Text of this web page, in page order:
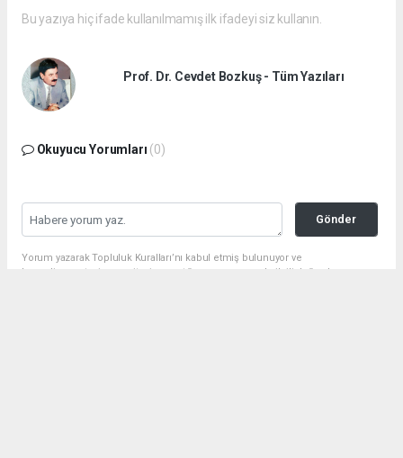
Bu yazıya hiç ifade kullanılmamış ilk ifadeyi siz kullanın.
Prof. Dr. Cevdet Bozkuş - Tüm Yazıları
Okuyucu Yorumları (0)
Gönder
Yorum yazarak Topluluk Kuralları’nı kabul etmiş bulunuyor ve
huraydingazetesi.com sitesine yaptığınız yorumunuzla ilgili doğrudan veya